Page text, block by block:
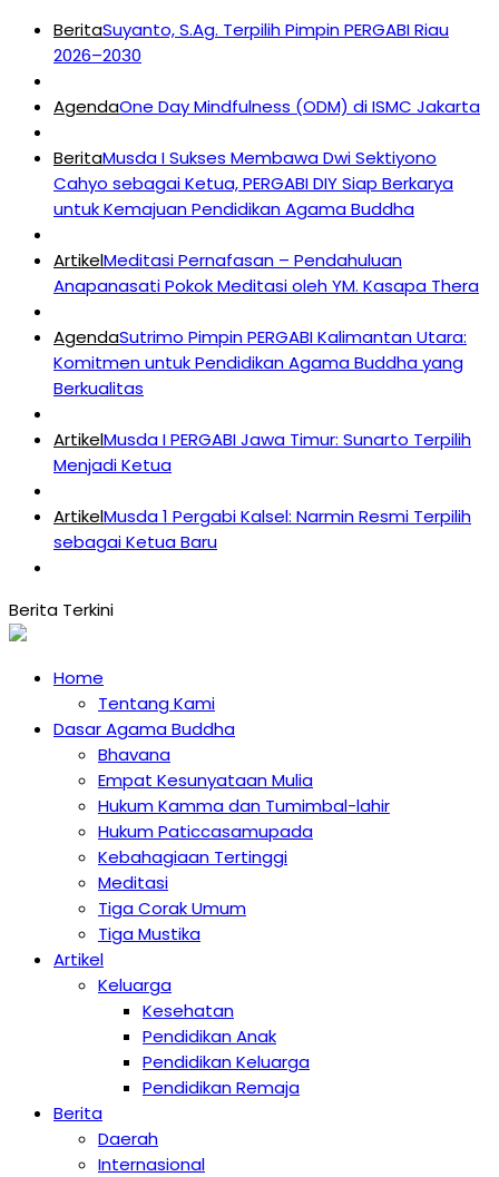
BeritaSuyanto, S.Ag. Terpilih Pimpin PERGABI Riau
2026–2030
AgendaOne Day Mindfulness (ODM) di ISMC Jakarta
BeritaMusda I Sukses Membawa Dwi Sektiyono
Cahyo sebagai Ketua, PERGABI DIY Siap Berkarya
untuk Kemajuan Pendidikan Agama Buddha
ArtikelMeditasi Pernafasan – Pendahuluan
Anapanasati Pokok Meditasi oleh YM. Kasapa Thera
AgendaSutrimo Pimpin PERGABI Kalimantan Utara:
Komitmen untuk Pendidikan Agama Buddha yang
Berkualitas
ArtikelMusda I PERGABI Jawa Timur: Sunarto Terpilih
Menjadi Ketua
ArtikelMusda 1 Pergabi Kalsel: Narmin Resmi Terpilih
sebagai Ketua Baru
Home
Tentang Kami
Dasar Agama Buddha
Bhavana
Empat Kesunyataan Mulia
Hukum Kamma dan Tumimbal-lahir
Hukum Paticcasamupada
Kebahagiaan Tertinggi
Meditasi
Tiga Corak Umum
Tiga Mustika
Artikel
Keluarga
Kesehatan
Pendidikan Anak
Pendidikan Keluarga
Pendidikan Remaja
Berita
Daerah
Internasional